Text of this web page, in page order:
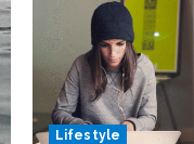
Lifestyle